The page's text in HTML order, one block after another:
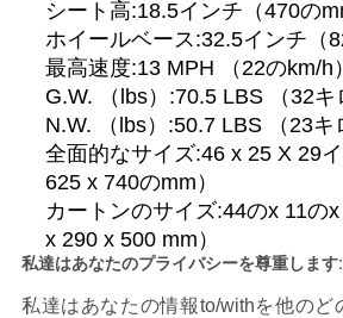
し
な
シート高:18.5インチ（470の
ホイールベース:32.5インチ（
最高速度:13 MPH （22のkm/h）
G.W. （lbs）:70.5 LBS （32キ
N.W. （lbs）:50.7 LBS （23キ
全面的なサイズ:46 x 25 X 29
625 x 740のmm）
カートンのサイズ:44のx 11の
x 290 x 500 mm）
私達はあなたのプライバシーを尊重します:
私達はあなたの情報to/withを他のど